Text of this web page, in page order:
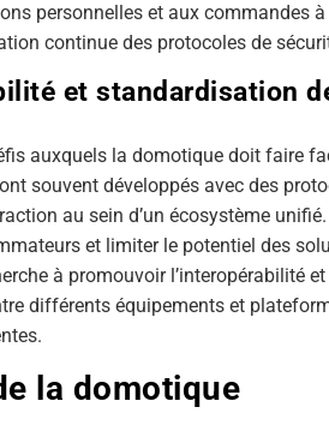
personnelles et aux commandes
continue des protocoles de
et standardisation
auxquels la domotique doit faire
souvent développés avec des
au sein d’un écosystème
et limiter le potentiel des
à promouvoir l’interopérabilité
différents équipements et
la domotique